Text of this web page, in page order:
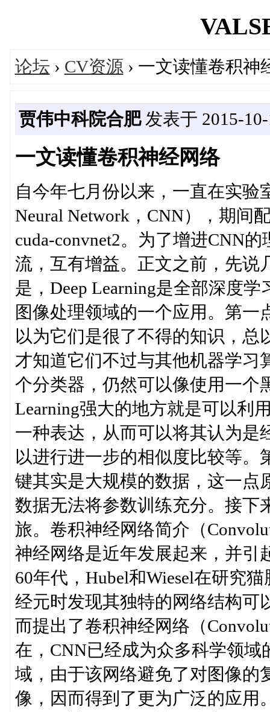
论坛 › CV资源 › 一文读懂卷积神
贾伟中科院合肥发表于 2015-10-
一文读懂卷积神经网络
自今年七月份以来，一直在实验
Neural Network，CNN），期间
cuda-convnet2。为了增进CNN
流，互有增益。正文之前，先说
是，Deep Learning是全部深度
图像处理领域的一个应用。第一
以为它们是很了不得的知识，
才知道它们不过与其他机器学习
个分类器，仍然可以像使用一个
Learning强大的地方就是可以利
一种表达，从而可以将其认为是
以进行进一步的相似度比较等。
键其实是大规模的数据，这一点
数据无法将参数训练充分。接下
旅。卷积神经网络简介（
神经网络是近年发展起来，并引
60年代，Hubel和Wiesel在研究
经元时发现其独特的网络结构可
而提出了卷积神经网络（
在，CNN已经成为众多科学领
域，由于该网络避免了对图像的
像，因而得到了更为广泛的应用